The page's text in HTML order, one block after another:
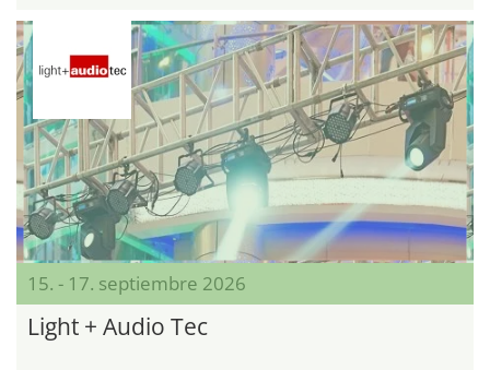
15. - 17. septiembre 2026
Light + Audio Tec